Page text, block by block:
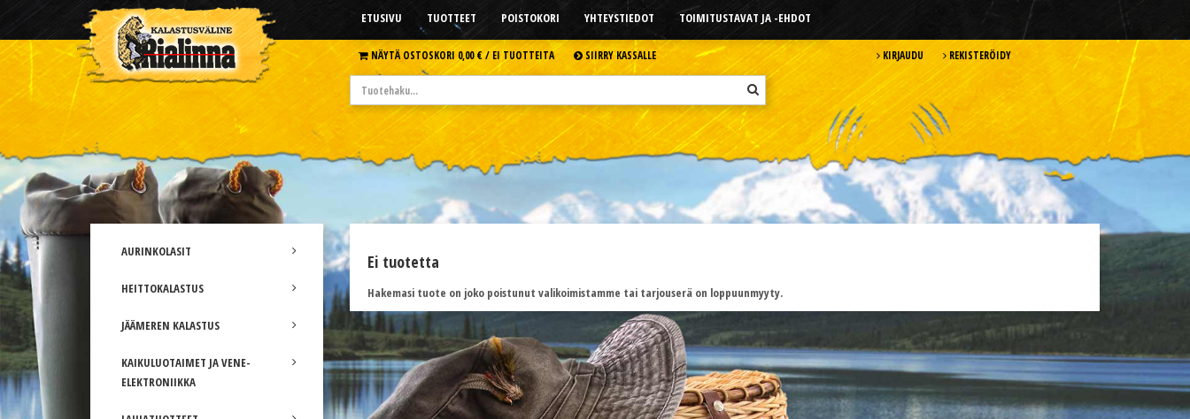
ETUSIVU TUOTTEET POISTOKORI YHTEYSTIEDOT TOIMITUSTAVAT JA -EHDOT
NÄYTÄ OSTOSKORI 0,00 € /EI TUOTTEITA SIIRRY KASSALLE KIRJAUDU REKISTERÖIDY
AURINKOLASIT
HEITTOKALASTUS
JÄÄMEREN KALASTUS
KAIKULUOTAIMET JA VENE-
ELEKTRONIIKKA
Ei tuotetta
Hakemasi tuote on joko poistunut valikoimistamme tai tarjouserä on loppuunmyyty.